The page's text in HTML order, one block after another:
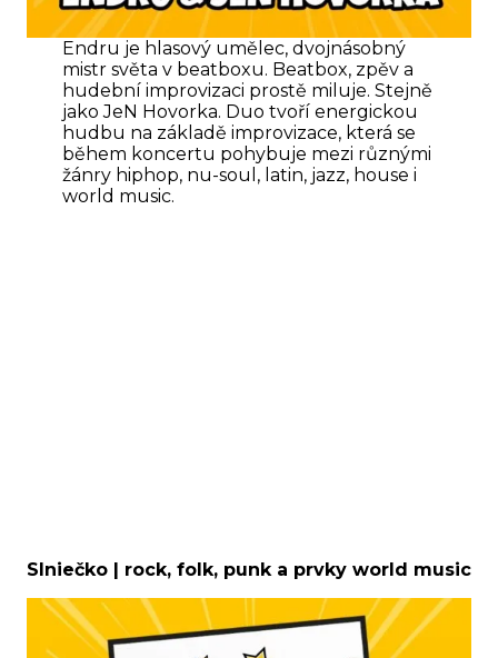
Endru je hlasový umělec, dvojnásobný
mistr světa v beatboxu. Beatbox, zpěv a
hudební improvizaci prostě miluje. Stejně
jako JeN Hovorka. Duo tvoří energickou
hudbu na základě improvizace, která se
během koncertu pohybuje mezi různými
žánry hiphop, nu-soul, latin, jazz, house i
world music.
Slniečko | rock, folk, punk a prvky world music